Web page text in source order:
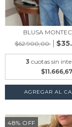
BLUSA
$62.900,00
3 cuotas sin
$11.666,67
AGREGAR AL
48% OFF